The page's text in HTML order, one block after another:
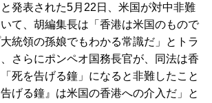
発表された5月22日、米国が対中非難
て、胡編集長は「香港は米国のもので
統領の孫娘でもわかる常識だ」とトラ
さらにポンペオ国務長官が、同法は香
死を告げる鐘」になると非難したこと
げる鐘』は米国の香港への介入だ」と